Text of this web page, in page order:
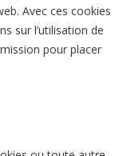
Avec ces cookies
sur l’utilisation de
pour placer